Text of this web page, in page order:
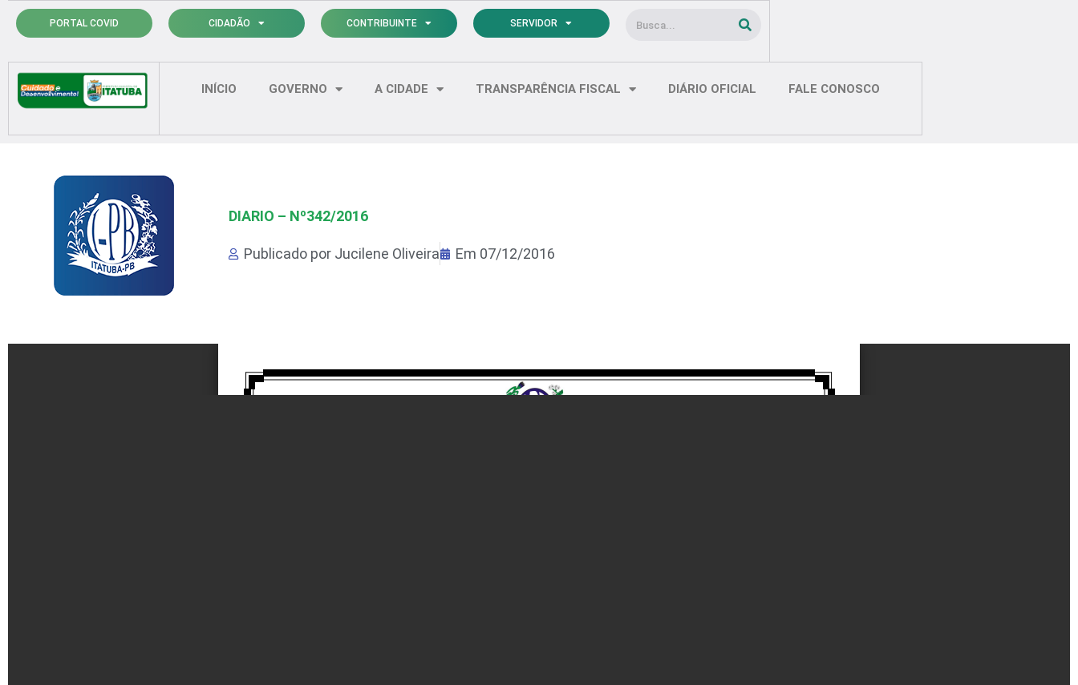
para
conteúdo
PORTAL COVID CIDADÃO CONTRIBUINTE SERVIDOR Pesquisar
INÍCIO GOVERNO A CIDADE TRANSPARÊNCIA FISCAL DIÁRIO OFICIAL FALE CONOSCO
DIARIO – Nº342/2016
Publicado por Jucilene Oliveira Em 07/12/2016